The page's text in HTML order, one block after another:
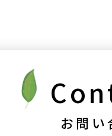
お問い